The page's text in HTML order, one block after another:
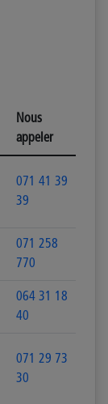
Nous
appeler
071 41 39
39
071 258
770
064 31 18
40
071 29 73
30